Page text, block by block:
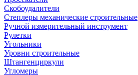
Скобоудалители
Степлеры механические строительные
Ручной измерительный инструмент
Рулетки
Угольники
Уровни строительные
Штангенциркули
Угломеры